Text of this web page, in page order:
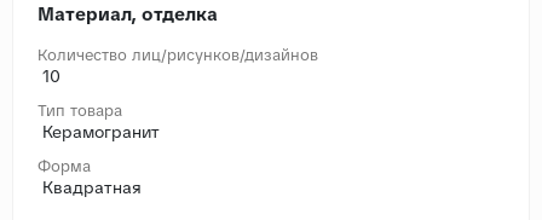
Материал, отделка
Количество лиц/рисунков/дизайнов
10
Тип товара
Керамогранит
Форма
Квадратная